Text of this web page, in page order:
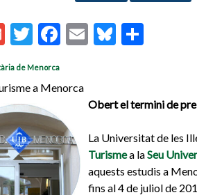
G
m
ai
l
T
itt
er
F
b
o
o
k
E
l
Bl
ky
C
p
te
ix
de Menorca
a Menorca
Obert el termini de
La Universitat de les
Turismea laSeu
aquests estudis a
fins al 4 de juliol de